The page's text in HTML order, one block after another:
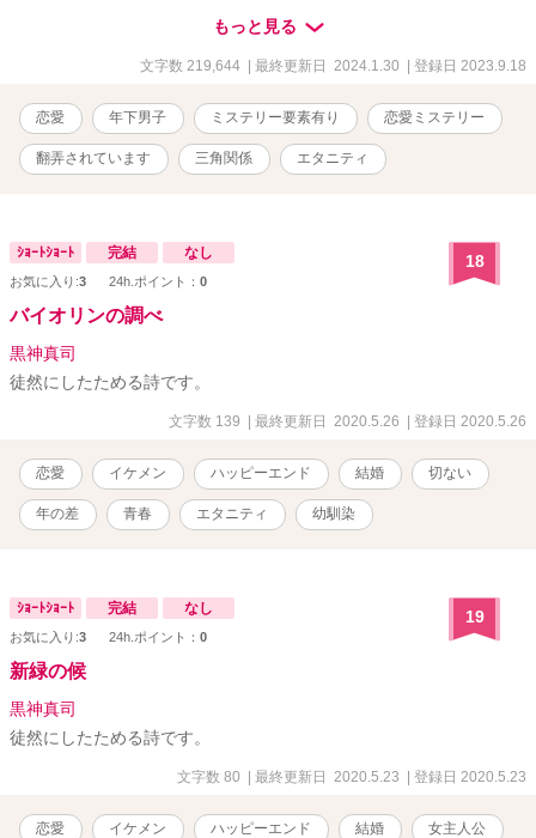
一体なんなのか。 果たして千春は結婚できるのか──？
もっと見る
文字数 219,644 | 最終更新日 2024.1.30 | 登録日 2023.9.18
恋愛 年下男子 ミステリー要素有り 恋愛ミステリー
翻弄されています 三角関係 エタニティ
ｼｮｰﾄｼｮｰﾄ 完結 なし
お気に入り:3 24h.ポイント： 0
18
バイオリンの調べ
黒神真司
徒然にしたためる詩です。
文字数 139 | 最終更新日 2020.5.26 | 登録日 2020.5.26
恋愛 イケメン ハッピーエンド 結婚 切ない
年の差 青春 エタニティ 幼馴染
ｼｮｰﾄｼｮｰﾄ 完結 なし
お気に入り:3 24h.ポイント： 0
19
新緑の候
黒神真司
徒然にしたためる詩です。
文字数 80 | 最終更新日 2020.5.23 | 登録日 2020.5.23
恋愛 イケメン ハッピーエンド 結婚 女主人公